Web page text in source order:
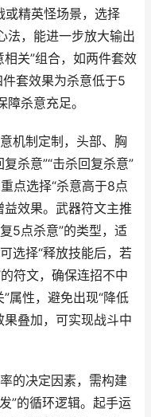
或精英怪场景，选择
法，能进一步放大输出
关”组合，如两件套效
套效果为杀意低于5
杀意充足。
机制定制，头部、胸
杀意”“击杀回复杀意”
点选择“杀意高于8点
益效果。武器符文主推
5点杀意”的类型，适
选择“释放技能后，若
符文，确保连招不中
属性，避免出现“降低
果叠加，可实现战斗中
的决定因素，需构建
”的循环逻辑。起手运